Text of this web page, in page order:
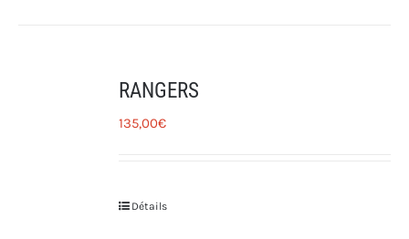
RANGERS
135,00€
Détails